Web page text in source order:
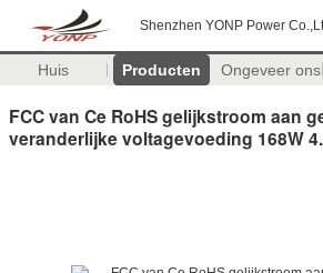
Shenzhen YONP Power
Huis Producten Ongeveer ons
FCC van Ce RoHS gelijkstroom aan
veranderlijke voltagevoeding 168W